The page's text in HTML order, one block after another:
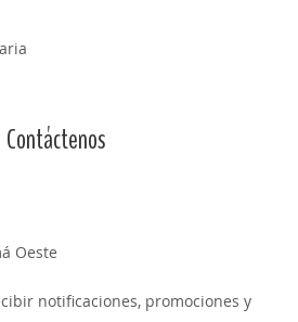
Contáctenos
Oeste
notificaciones, promociones y